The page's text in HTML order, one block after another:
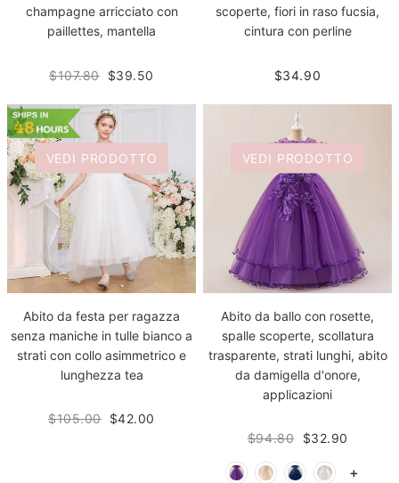
champagne arricciato con
paillettes, mantella
$107.80 $39.50
scoperte, fiori in raso fucsia,
cintura con perline
$34.90
VEDI PRODOTTO
Abito da festa per ragazza
senza maniche in tulle bianco a
strati con collo asimmetrico e
lunghezza tea
$105.00 $42.00
VEDI PRODOTTO
Abito da ballo con rosette,
spalle scoperte, scollatura
trasparente, strati lunghi, abito
da damigella d'onore,
applicazioni
$94.80 $32.90
+